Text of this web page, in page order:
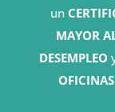
un
MAYOR
DESEMPLEO